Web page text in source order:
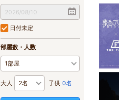
日付未定
部屋数・人数
大人 子供 0名